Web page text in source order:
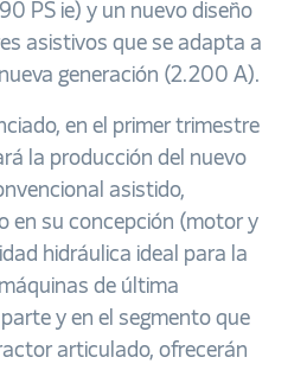
PS ie) y un nuevo diseño
asistivos que se adapta a
generación (2.200 A).
en el primer trimestre
la producción del nuevo
asistido,
en su concepción (motor y
hidráulica ideal para la
de última
y en el segmento que
articulado, ofrecerán